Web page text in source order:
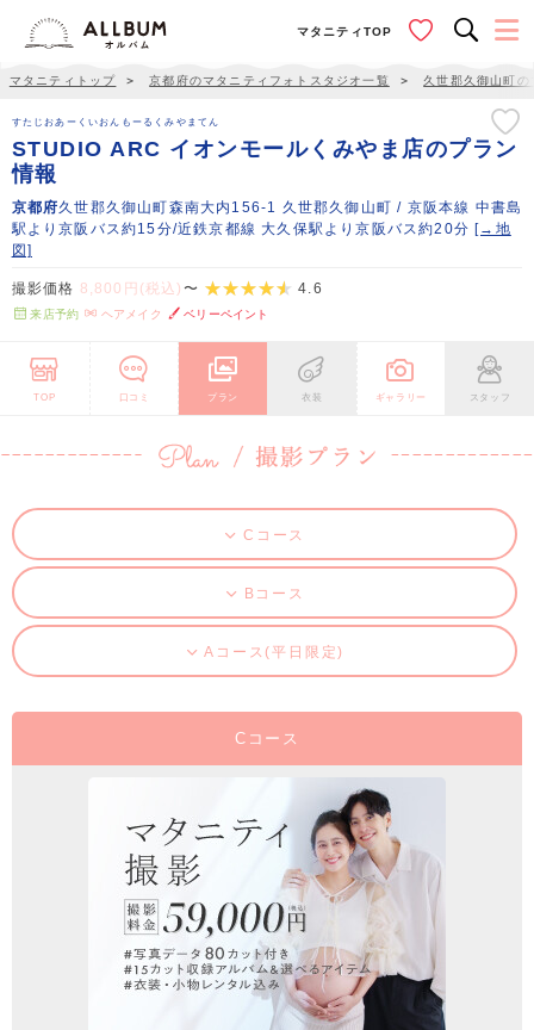
マタニティTOP
マタニティトップ ＞ 京都府のマタニティフォトスタジオ一覧 ＞ 久世郡久御山町
すたじおあーくいおんもーるくみやまてん
STUDIO ARC イオンモールくみやま店のプラン
情報
京都府久世郡久御山町森南大内156-1 久世郡久御山町 / 京阪本線 中書島
駅より京阪バス約15分/近鉄京都線 大久保駅より京阪バス約20分 [→地
図]
撮影価格 8,800円(税込) 〜 4.6
来店予約 ヘアメイク ベリーペイント
TOP 口コミ プラン 衣装 ギャラリー スタッフ
Cコース
Bコース
Aコース(平日限定)
Cコース